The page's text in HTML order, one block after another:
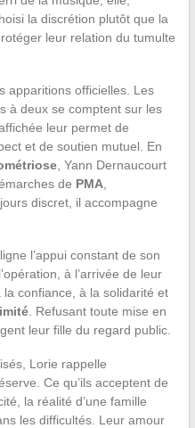
la discrétion plutôt que la
leur relation du tumulte
apparitions officielles. Les
à deux se comptent sur les
leur permet de
et de soutien mutuel. En
, Yann Dernaucourt
de PMA,
discret, il accompagne
l’appui constant de son
à l’arrivée de leur
confiance, à la solidarité et
. Refusant toute mise en
leur fille du regard public.
Lorie rappelle
Ce qu’ils acceptent de
la réalité d’une famille
les difficultés. Leur amour